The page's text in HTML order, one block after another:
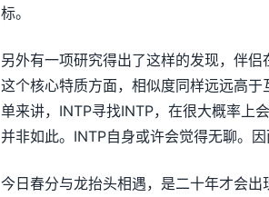
标。
另外有一项研究得出了这样的发现，伴
这个核心特质方面，相似度同样远远高
单来讲，INTP寻找INTP，在很大概率上
并非如此。INTP自身或许会觉得无聊。
今日春分与龙抬头相遇，是二十年才会